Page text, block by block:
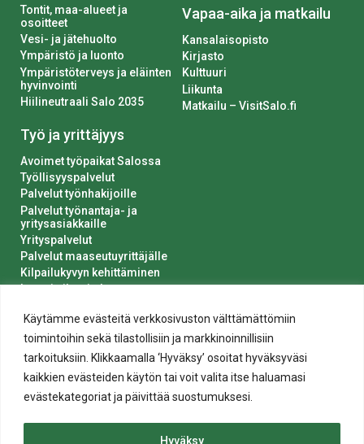
Käytämme evästeitä verkkosivuston välttämättömiin
toimintoihin sekä tilastollisiin ja markkinoinnillisiin
tarkoituksiin. Klikkaamalla ‘Hyväksy’ osoitat hyväksyväsi
kaikkien evästeiden käytön tai voit valita itse haluamasi
evästekategoriat ja päivittää suostumuksesi.
Hyväksy
Tontit, maa-alueet ja
osoitteet
Vesi- ja jätehuolto
Ympäristö ja luonto
Ympäristöterveys ja eläinten
hyvinvointi
Hiilineutraali Salo 2035
Työ ja yrittäjyys
Avoimet työpaikat Salossa
Työllisyyspalvelut
Palvelut työnhakijoille
Palvelut työnantaja- ja
yritysasiakkaille
Yrityspalvelut
Palvelut maaseutuyrittäjälle
Kilpailukyvyn kehittäminen
Luvat ja ilmoitukset
Vapaa-aika ja matkailu
Kansalaisopisto
Kirjasto
Kulttuuri
Liikunta
Matkailu – VisitSalo.fi